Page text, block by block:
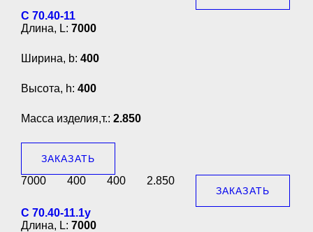
С 70.40-11
Длина, L: 7000
Ширина, b: 400
Высота, h: 400
Масса изделия,т.: 2.850
ЗАКАЗАТЬ
7000 400 400 2.850
ЗАКАЗАТЬ
С 70.40-11.1у
Длина, L: 7000